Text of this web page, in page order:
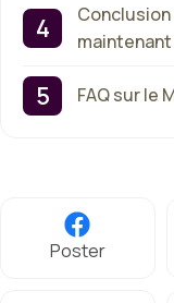
maintenant
FAQ sur le
Poster